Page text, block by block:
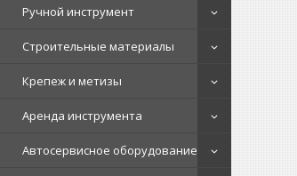
Ручной инструмент
Строительные материалы
Крепеж и метизы
Аренда инструмента
Автосервисное оборудование